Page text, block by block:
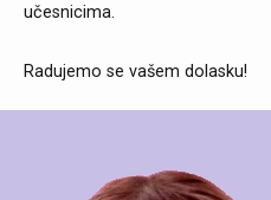
učesnicima.
Radujemo se vašem dolasku!